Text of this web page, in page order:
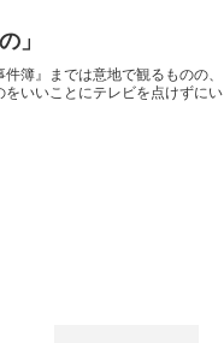
」
簿』までは意地で観るものの、
いいことにテレビを点けずにい